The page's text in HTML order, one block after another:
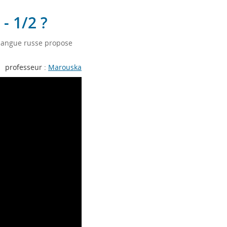
1/2 ?
russe propose
professeur : Marouska